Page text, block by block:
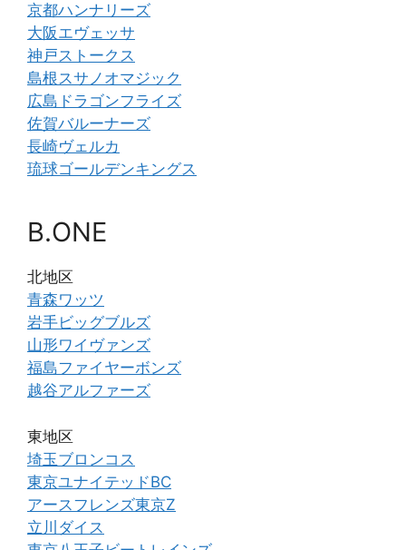
京都ハンナリーズ
大阪エヴェッサ
神戸ストークス
島根スサノオマジック
広島ドラゴンフライズ
佐賀バルーナーズ
長崎ヴェルカ
琉球ゴールデンキングス
B.ONE
北地区
青森ワッツ
岩手ビッグブルズ
山形ワイヴァンズ
福島ファイヤーボンズ
越谷アルファーズ
東地区
埼玉ブロンコス
東京ユナイテッドBC
アースフレンズ東京Z
立川ダイス